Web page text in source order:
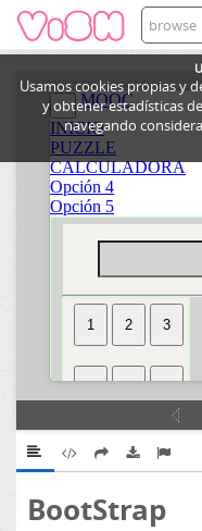
Usamos cookies propias y
y obtener estadísticas
navegando
browse
BootStrap